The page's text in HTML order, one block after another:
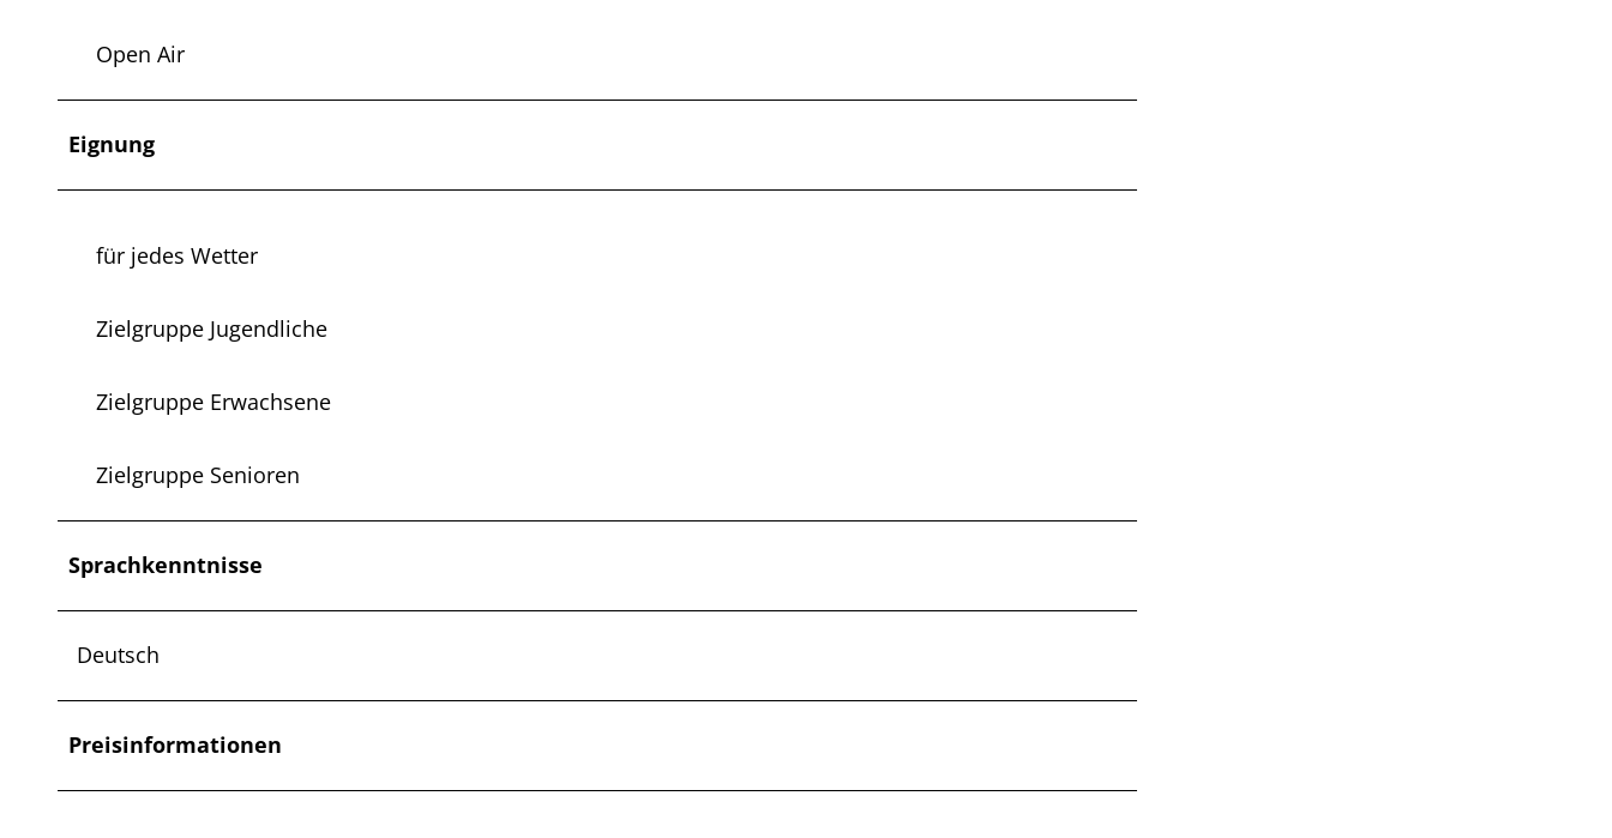
Open Air
Eignung
für jedes Wetter
Zielgruppe Jugendliche
Zielgruppe Erwachsene
Zielgruppe Senioren
Sprachkenntnisse
Deutsch
Preisinformationen